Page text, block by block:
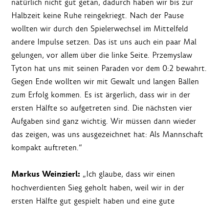
natürlich nicht gut getan, dadurch haben wir bis zur
Halbzeit keine Ruhe reingekriegt. Nach der Pause
wollten wir durch den Spielerwechsel im Mittelfeld
andere Impulse setzen. Das ist uns auch ein paar Mal
gelungen, vor allem über die linke Seite. Przemyslaw
Tyton hat uns mit seinen Paraden vor dem 0:2 bewahrt.
Gegen Ende wollten wir mit Gewalt und langen Bällen
zum Erfolg kommen. Es ist ärgerlich, dass wir in der
ersten Hälfte so aufgetreten sind. Die nächsten vier
Aufgaben sind ganz wichtig. Wir müssen dann wieder
das zeigen, was uns ausgezeichnet hat: Als Mannschaft
kompakt auftreten.“
Markus Weinzierl: „Ich glaube, dass wir einen
hochverdienten Sieg geholt haben, weil wir in der
ersten Hälfte gut gespielt haben und eine gute